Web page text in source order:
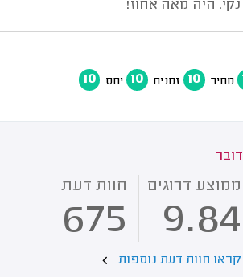
היה מאה אחוז!
מחיר 10 זמנים 10 יחס 10
ממוצע דרוגים
9.84
חוות דעת
675
קראו חוות דעת נוספות